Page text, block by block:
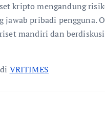
kripto mengandung
pribadi pengguna.
mandiri dan
VRITIMES